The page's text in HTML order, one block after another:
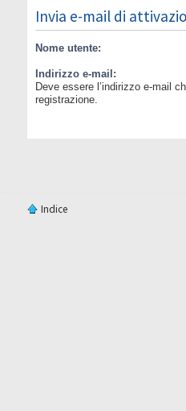
Invia e-mail di
Nome utente:
Indirizzo e-mail:
Deve essere l’indirizzo e-mail
registrazione.
Indice